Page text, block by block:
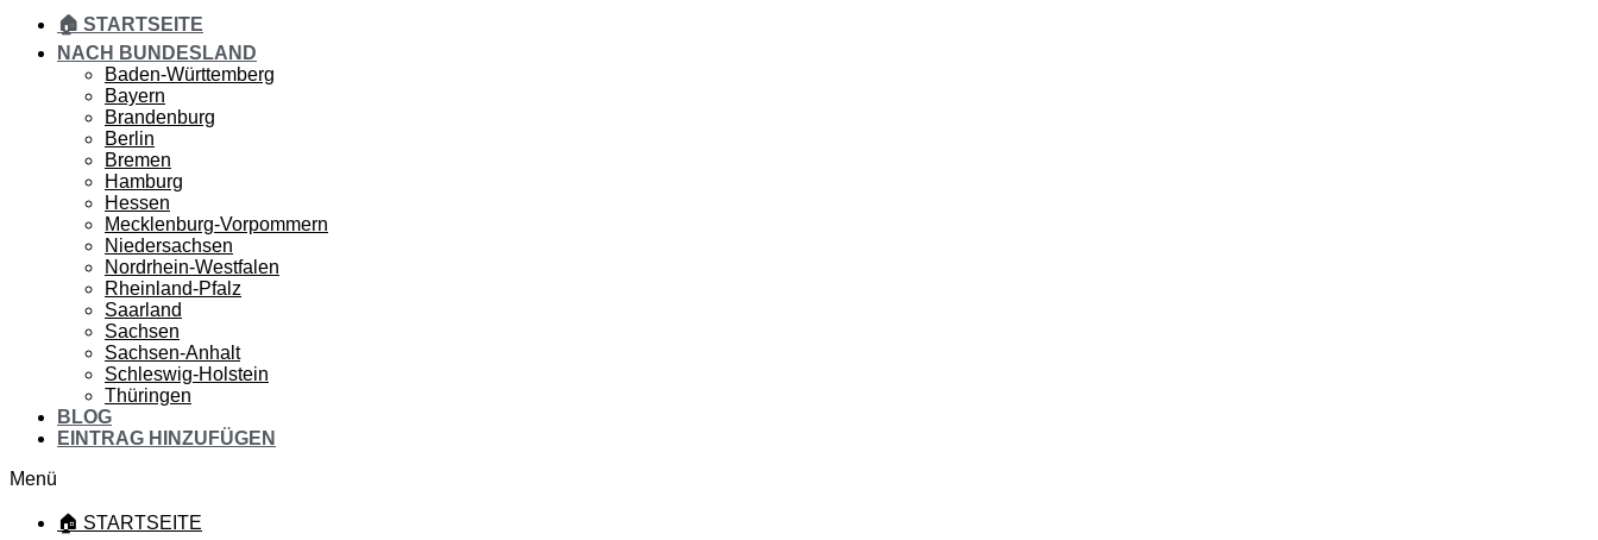
🏠 STARTSEITE
NACH BUNDESLAND
Baden-Württemberg
Bayern
Brandenburg
Berlin
Bremen
Hamburg
Hessen
Mecklenburg-Vorpommern
Niedersachsen
Nordrhein-Westfalen
Rheinland-Pfalz
Saarland
Sachsen
Sachsen-Anhalt
Schleswig-Holstein
Thüringen
BLOG
EINTRAG HINZUFÜGEN
Menü
🏠 STARTSEITE